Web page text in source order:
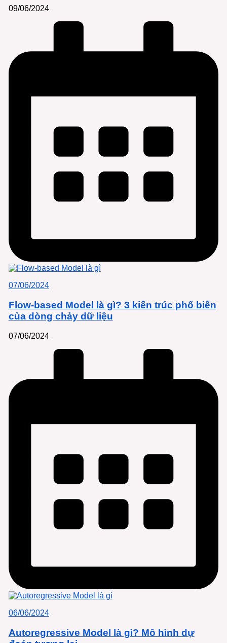
09/06/2024
07/06/2024
Flow-based Model là gì? 3 kiến trúc phổ biến
của dòng chảy dữ liệu
07/06/2024
06/06/2024
Autoregressive Model là gì? Mô hình dự